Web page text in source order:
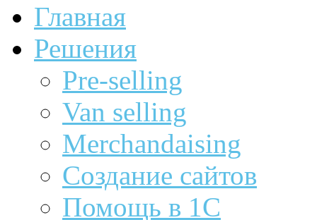
Главная
Решения
Pre-selling
Van selling
Merchandaising
Создание сайтов
Помощь в 1С